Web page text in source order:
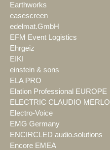
Earthworks
easescreen
edelmat.GmbH
EFM Event Logistics
Ehrgeiz
EIKI
einstein & sons
ELA PRO
Elation Professional EUROPE
ELECTRIC CLAUDIO MERLO
Electro-Voice
EMG Germany
ENCIRCLED audio.solutions
Encore EMEA